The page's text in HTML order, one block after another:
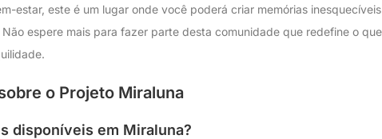
estar, este é um lugar onde você poderá criar memórias
espere mais para fazer parte desta comunidade que redefine o
o Projeto Miraluna
disponíveis em Miraluna?